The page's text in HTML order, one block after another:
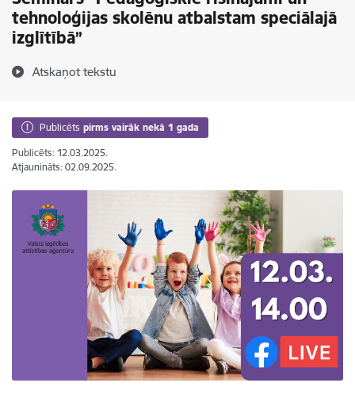
tehnoloģijas skolēnu atbalstam speciālajā
izglītībā”
Atskaņot tekstu
Publicēts pirms vairāk nekā 1 gada
Publicēts: 12.03.2025.
Atjaunināts: 02.09.2025.